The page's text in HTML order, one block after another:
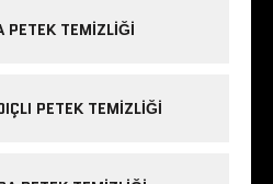
PETEK TEMIZLIĞI
PETEK TEMIZLIĞI